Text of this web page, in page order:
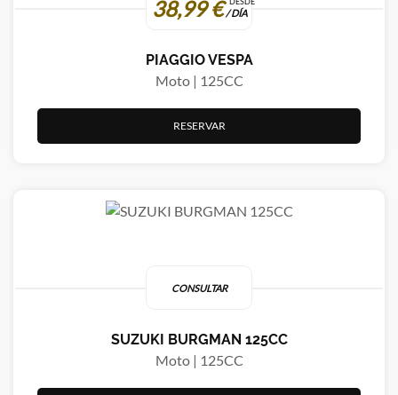
38,99 € / DÍA
PIAGGIO VESPA
Moto | 125CC
RESERVAR
CONSULTAR
SUZUKI BURGMAN 125CC
Moto | 125CC